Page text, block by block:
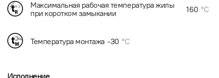
Максимальная рабочая температура жилы
при коротком замыкании
160 °C
Температура монтажа -30 °C